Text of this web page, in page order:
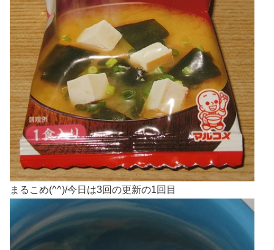
まるこめ(^^)/今日は3回の更新の1回目